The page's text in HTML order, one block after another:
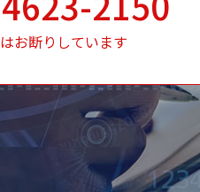
お断りしています